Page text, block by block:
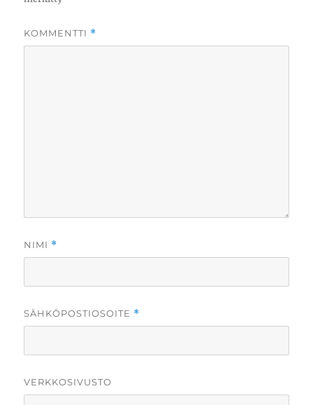
KOMMENTTI *
NIMI *
SÄHKÖPOSTIOSOITE *
VERKKOSIVUSTO